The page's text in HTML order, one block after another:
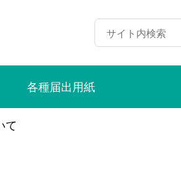
各種届出用紙
て